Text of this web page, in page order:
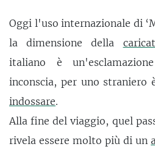
Oggi l'uso internazionale di
la dimensione della
italiano è
inconscia, per uno straniero
indossare.
Alla fine del viaggio, quel
rivela essere molto più di un